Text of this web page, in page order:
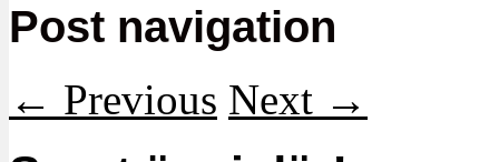
Post navigation
← Previous Next →